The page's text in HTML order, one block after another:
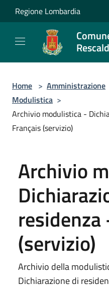
Salta al contenuto principale
Regione Lombardia
Home > Amministrazione
Modulistica >
Archivio modulistica -
Français (servizio)
Archivio
residenza
(servizio)
Archivio della
Dichiarazione di